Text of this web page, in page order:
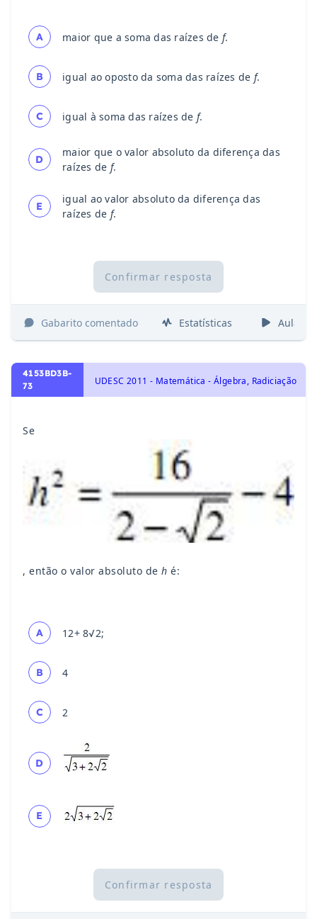
A maior que a soma das raízes de f.
B igual ao oposto da soma das raízes de f.
C igual à soma das raízes de f.
D
maior que o valor absoluto da diferença das
raízes de f.
E
igual ao valor absoluto da diferença das
raízes de f.
Confirmar resposta
Gabarito comentado Estatísticas Aulas
4153BD3B-
73
UDESC 2011 - Matemática - Álgebra, Radiciação
Se
, então o valor absoluto de h é:
A 12+ 8√2;
B 4
C 2
D
E
Confirmar resposta